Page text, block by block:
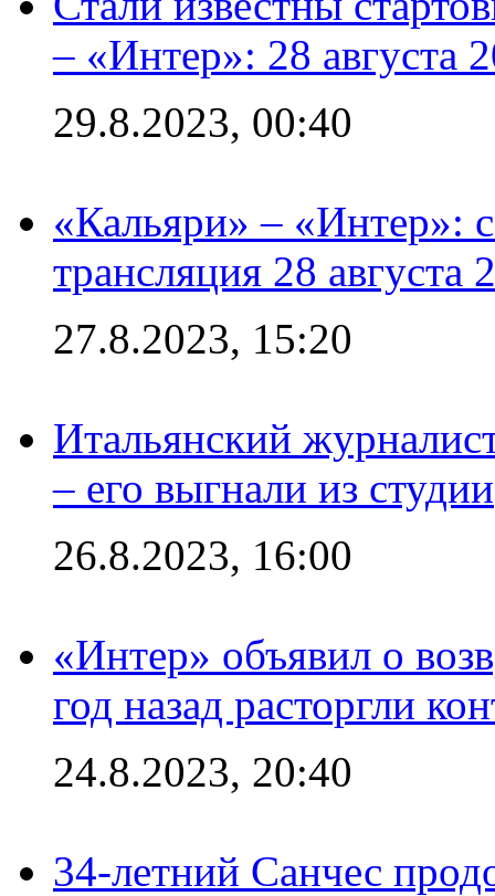
– «Интер»: 28 августа
29.8.2023, 00:40
«Кальяри» – «Интер»:
трансляция 28 августа
27.8.2023, 15:20
Итальянский
– его выгнали из студии
26.8.2023, 16:00
«Интер» объявил о
год назад расторгли
24.8.2023, 20:40
34-летний Санчес